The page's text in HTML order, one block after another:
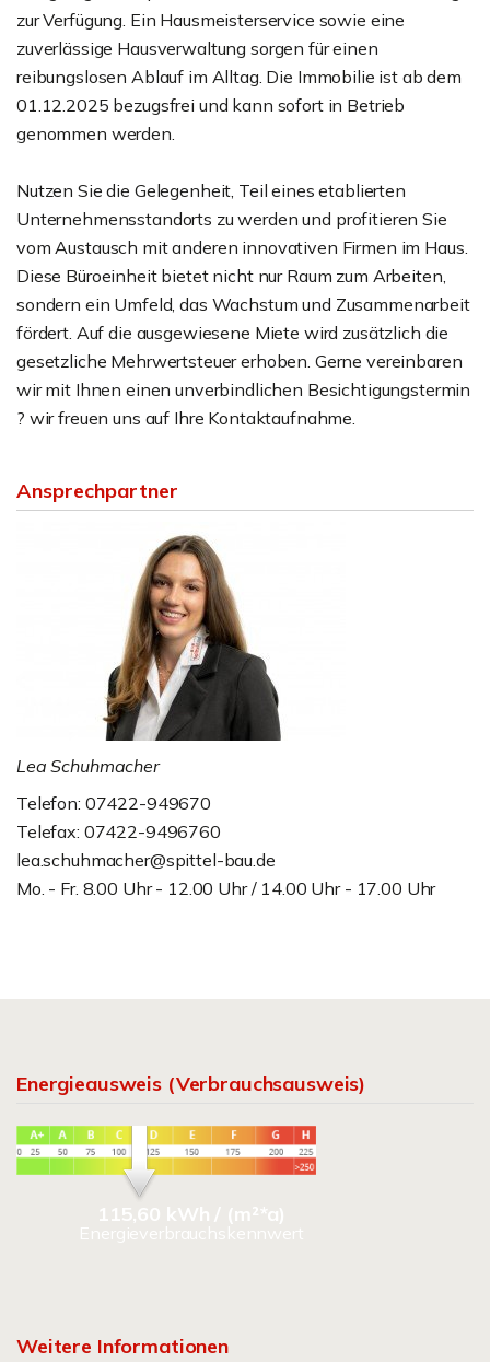
zur Verfügung. Ein Hausmeisterservice sowie eine
zuverlässige Hausverwaltung sorgen für einen
reibungslosen Ablauf im Alltag. Die Immobilie ist ab dem
01.12.2025 bezugsfrei und kann sofort in Betrieb
genommen werden.
Nutzen Sie die Gelegenheit, Teil eines etablierten
Unternehmensstandorts zu werden und profitieren Sie
vom Austausch mit anderen innovativen Firmen im Haus.
Diese Büroeinheit bietet nicht nur Raum zum Arbeiten,
sondern ein Umfeld, das Wachstum und Zusammenarbeit
fördert. Auf die ausgewiesene Miete wird zusätzlich die
gesetzliche Mehrwertsteuer erhoben. Gerne vereinbaren
wir mit Ihnen einen unverbindlichen Besichtigungstermin
? wir freuen uns auf Ihre Kontaktaufnahme.
Ansprechpartner
Lea Schuhmacher
Telefon: 07422-949670
Telefax: 07422-9496760
lea.schuhmacher@spittel-bau.de
Mo. - Fr. 8.00 Uhr - 12.00 Uhr / 14.00 Uhr - 17.00 Uhr
Energieausweis (Verbrauchsausweis)
115,60 kWh / (m²*a)
Energieverbrauchskennwert
Weitere Informationen